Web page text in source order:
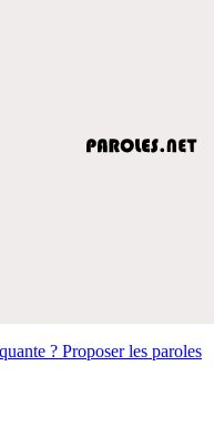
? Proposer les paroles